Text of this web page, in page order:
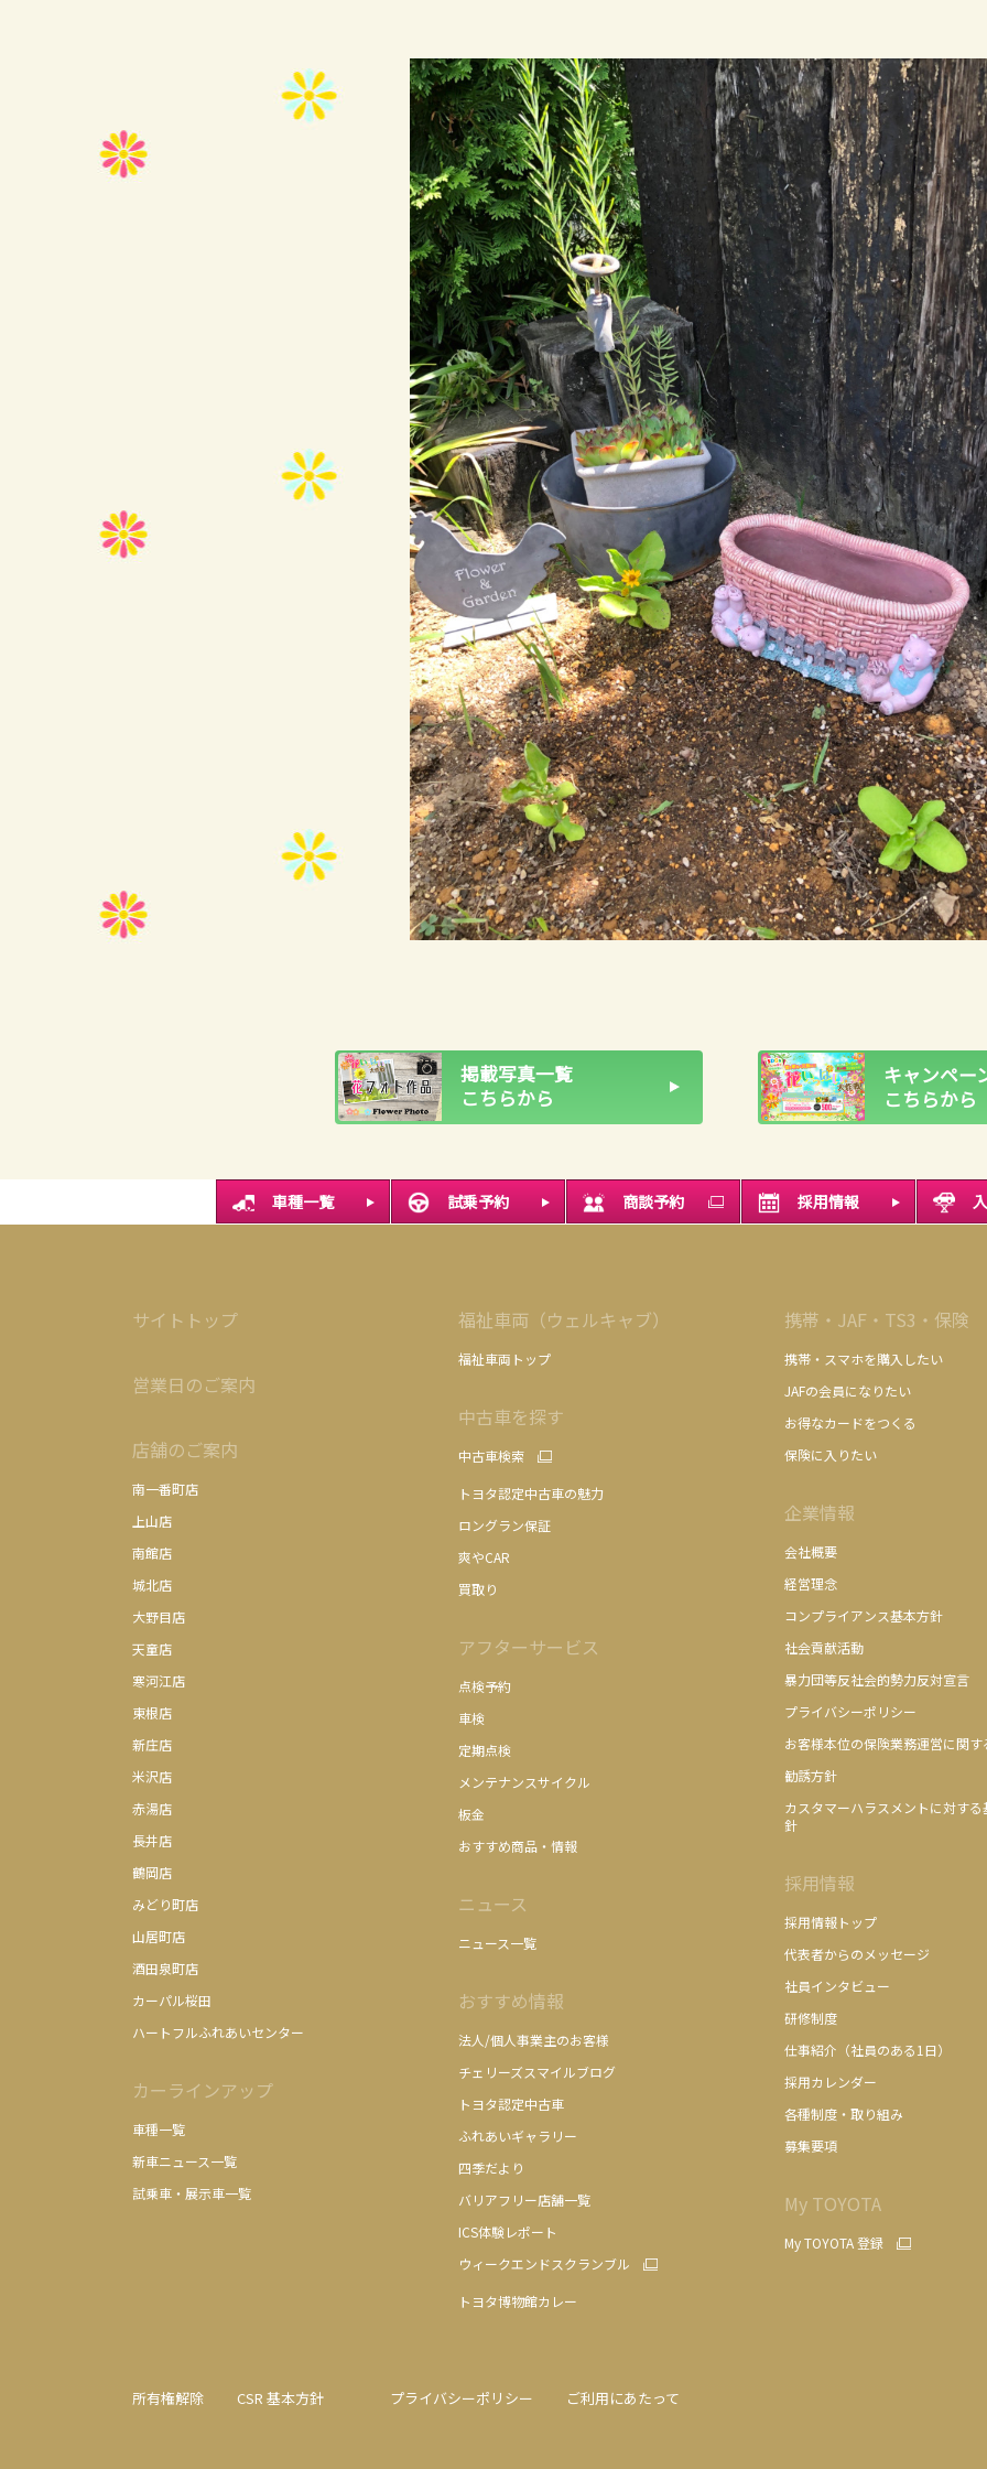
掲載写真一覧
こちらから
キャンペー
こちらから
車種一覧 試乗予約 商談予約 採用情報
サイトトップ
営業日のご案内
店舗のご案内
南一番町店
上山店
南館店
城北店
大野目店
天童店
寒河江店
東根店
新庄店
米沢店
赤湯店
長井店
鶴岡店
みどり町店
山居町店
酒田泉町店
カーパル桜田
ハートフルふれあいセンター
カーラインアップ
車種一覧
新車ニュース一覧
試乗車・展示車一覧
福祉車両（ウェルキャブ）
福祉車両トップ
中古車を探す
中古車検索
トヨタ認定中古車の魅力
ロングラン保証
爽やCAR
買取り
アフターサービス
点検予約
車検
定期点検
メンテナンスサイクル
板金
おすすめ商品・情報
ニュース
ニュース一覧
おすすめ情報
法人/個人事業主のお客様
チェリーズスマイルブログ
トヨタ認定中古車
ふれあいギャラリー
四季だより
バリアフリー店舗一覧
ICS体験レポート
ウィークエンドスクランブル
トヨタ博物館カレー
携帯・JAF・TS3・保険
携帯・スマホを購入したい
JAFの会員になりたい
お得なカードをつくる
保険に入りたい
企業情報
会社概要
経営理念
コンプライアンス基本方針
社会貢献活動
暴力団等反社会的勢力反対宣言
プライバシーポリシー
お客様本位の保険業務運営に関す
勧誘方針
カスタマーハラスメントに対する
針
採用情報
採用情報トップ
代表者からのメッセージ
社員インタビュー
研修制度
仕事紹介（社員のある1日）
採用カレンダー
各種制度・取り組み
募集要項
My TOYOTA
My TOYOTA 登録
所有権解除 CSR 基本方針 プライバシーポリシー ご利用にあたって